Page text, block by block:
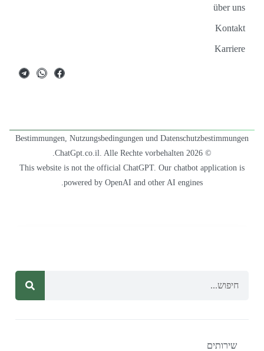
über uns
Kontakt
Karriere
© 2026 ChatGpt.co.il. Alle Rechte vorbehalten.
This website is not the official ChatGPT. Our chatbot application is
powered by OpenAI and other AI engines.
Bestimmungen, Nutzungsbedingungen und Datenschutzbestimmungen
שירותים